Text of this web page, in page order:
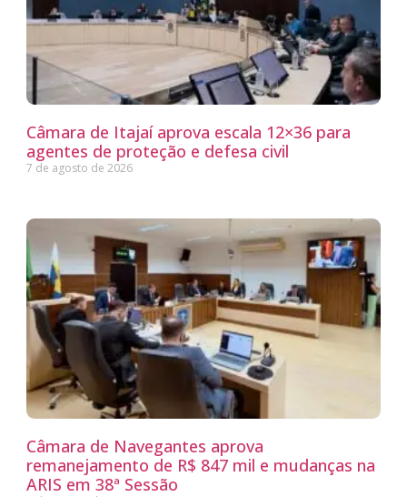
Câmara de Itajaí aprova escala 12×36 para
agentes de proteção e defesa civil
7 de agosto de 2026
Câmara de Navegantes aprova
remanejamento de R$ 847 mil e mudanças na
ARIS em 38ª Sessão